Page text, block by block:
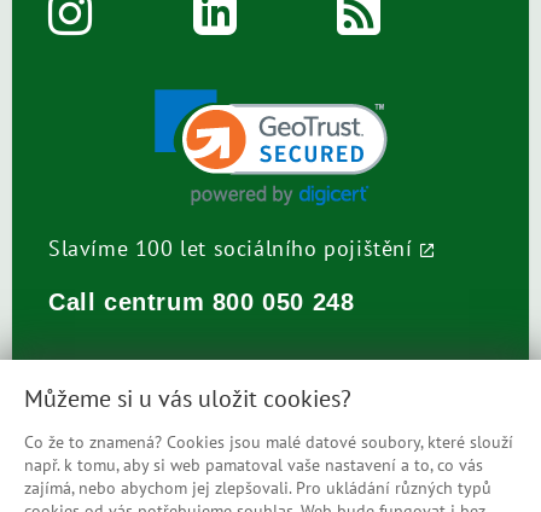
Slavíme 100 let sociálního pojištění
Call centrum 800 050 248
Prohlášení o přístupnosti
Můžeme si u vás uložit cookies?
Co že to znamená? Cookies jsou malé datové soubory, které slouží
např. k tomu, aby si web pamatoval vaše nastavení a to, co vás
zajímá, nebo abychom jej zlepšovali. Pro ukládání různých typů